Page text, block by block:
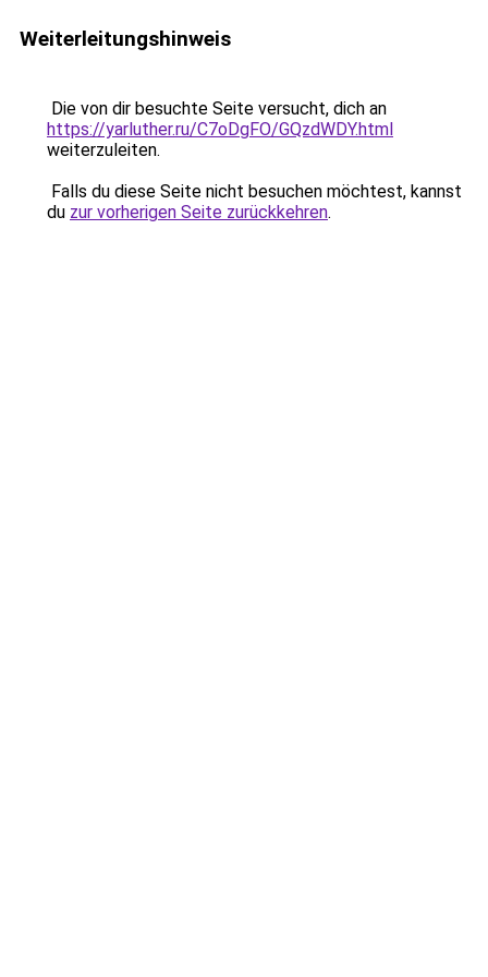
Weiterleitungshinweis
Die von dir besuchte Seite versucht, dich an
https://yarluther.ru/C7oDgFO/GQzdWDY.html
weiterzuleiten.
Falls du diese Seite nicht besuchen möchtest, kannst
du zur vorherigen Seite zurückkehren.